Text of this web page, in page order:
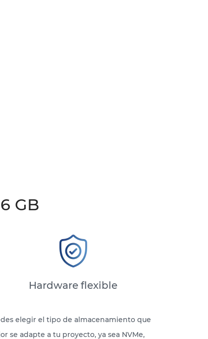
GB
Hardware flexible
elegir el tipo de almacenamiento que
se adapte a tu proyecto, ya sea NVMe,